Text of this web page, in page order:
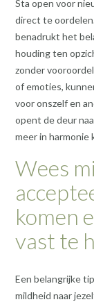
Sta open voor
direct te
benadrukt het
houding ten
zonder
of emoties,
voor onszelf en
opent de deur
meer in harmonie
Wees
komen
vast te
Een belangrijke
mildheid naar